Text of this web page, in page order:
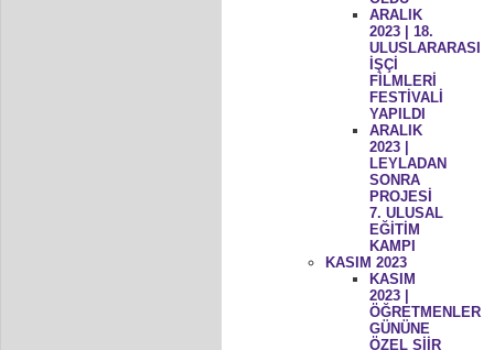
ARALIK
2023 | 18.
ULUSLARARASI
İŞÇİ
FİLMLERİ
FESTİVALİ
YAPILDI
ARALIK
2023 |
LEYLADAN
SONRA
PROJESİ
7. ULUSAL
EĞİTİM
KAMPI
KASIM 2023
KASIM
2023 |
ÖĞRETMENLER
GÜNÜNE
ÖZEL ŞİİR